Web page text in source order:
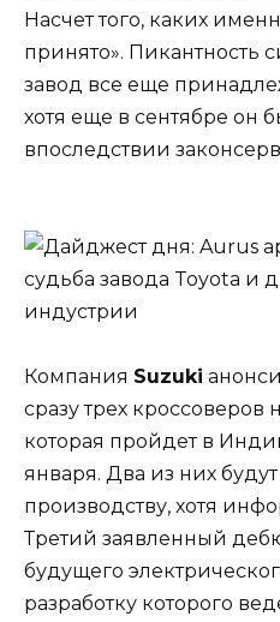
Насчет того, каких
принято». Пикантность
завод все еще
хотя еще в сентябре он
впоследствии
Компания Suzuki
сразу трех кроссоверов
которая пройдет в
января. Два из них
производству, хотя
Третий заявленный
будущего
разработку которого